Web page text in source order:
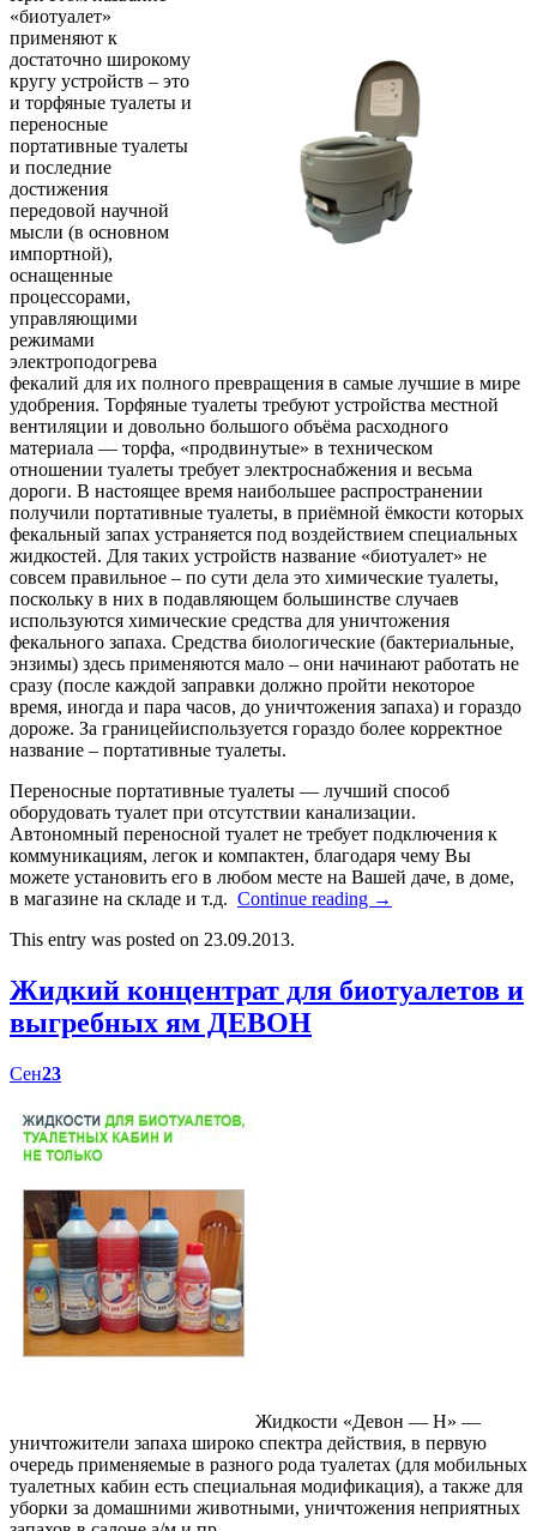
«биотуалет»
применяют к
достаточно широкому
кругу устройств – это
и торфяные туалеты и
переносные
портативные туалеты
и последние
достижения
передовой научной
мысли (в основном
импортной),
оснащенные
процессорами,
управляющими
режимами
электроподогрева
фекалий для их полного превращения в самые лучшие в мире
удобрения. Торфяные туалеты требуют устройства местной
вентиляции и довольно большого объёма расходного
материала — торфа, «продвинутые» в техническом
отношении туалеты требует электроснабжения и весьма
дороги. В настоящее время наибольшее распространении
получили портативные туалеты, в приёмной ёмкости которых
фекальный запах устраняется под воздействием специальных
жидкостей. Для таких устройств название «биотуалет» не
совсем правильное – по сути дела это химические туалеты,
поскольку в них в подавляющем большинстве случаев
используются химические средства для уничтожения
фекального запаха. Средства биологические (бактериальные,
энзимы) здесь применяются мало – они начинают работать не
сразу (после каждой заправки должно пройти некоторое
время, иногда и пара часов, до уничтожения запаха) и гораздо
дороже. За границейиспользуется гораздо более корректное
название – портативные туалеты.
Переносные портативные туалеты — лучший способ
оборудовать туалет при отсутствии канализации.
Автономный переносной туалет не требует подключения к
коммуникациям, легок и компактен, благодаря чему Вы
можете установить его в любом месте на Вашей даче, в доме,
в магазине на складе и т.д. Continue reading →
This entry was posted on 23.09.2013.
Жидкий концентрат для биотуалетов и
выгребных ям ДЕВОН
Сен23
Жидкости «Девон — Н» —
уничтожители запаха широко спектра действия, в первую
очередь применяемые в разного рода туалетах (для мобильных
туалетных кабин есть специальная модификация), а также для
уборки за домашними животными, уничтожения неприятных